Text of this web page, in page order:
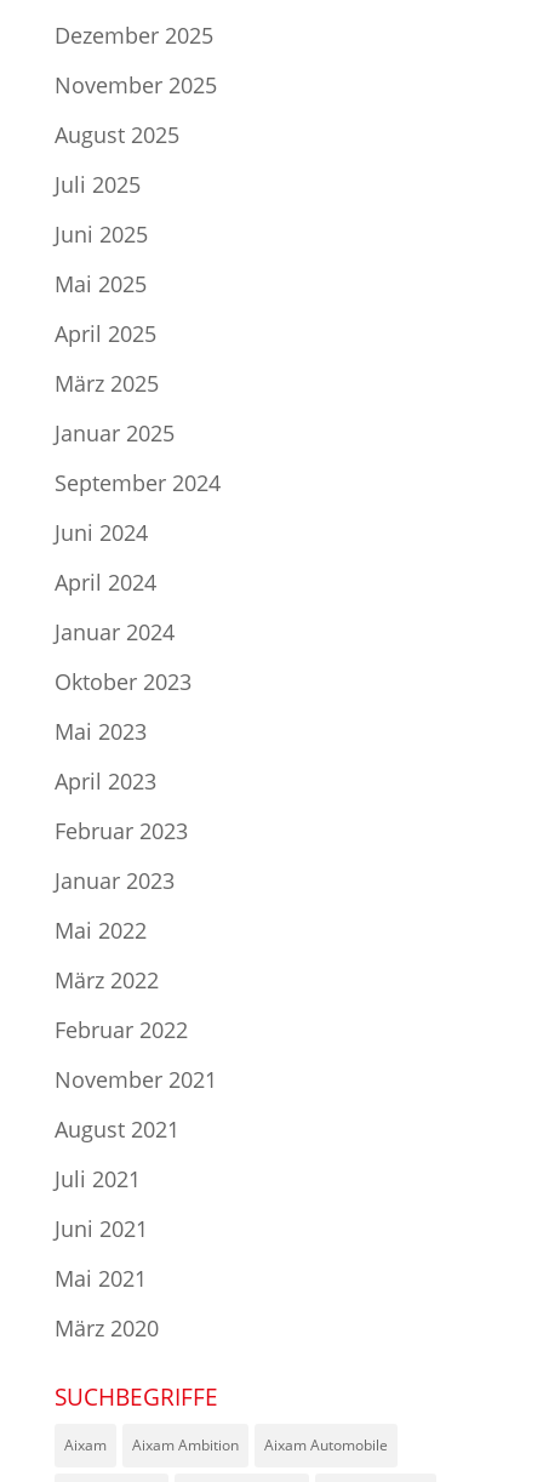
Dezember 2025
November 2025
August 2025
Juli 2025
Juni 2025
Mai 2025
April 2025
März 2025
Januar 2025
September 2024
Juni 2024
April 2024
Januar 2024
Oktober 2023
Mai 2023
April 2023
Februar 2023
Januar 2023
Mai 2022
März 2022
Februar 2022
November 2021
August 2021
Juli 2021
Juni 2021
Mai 2021
März 2020
SUCHBEGRIFFE
Aixam Aixam Ambition Aixam Automobile